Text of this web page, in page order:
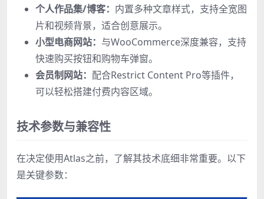
个人作品集/博客： 内置多种文章样式，支持全宽图
片和视频背景，适合创意展示。
小型电商网站： 与WooCommerce深度兼容，支持
快速购买按钮和购物车弹窗。
会员制网站： 配合Restrict Content Pro等插件，
可以轻松搭建付费内容区域。
技术参数与兼容性
在决定使用Atlas之前，了解其技术底细非常重要。以下
是关键参数：